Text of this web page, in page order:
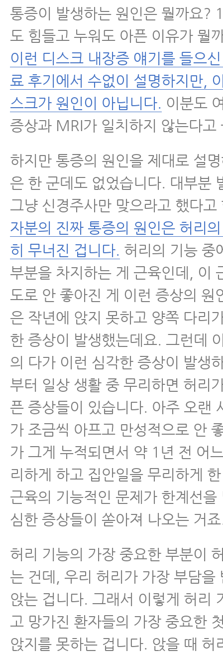
통증이 발생하는 원인은 뭘까요?
도 힘들고 누워도 아픈 이유가 뭘
이런 디스크 내장증 얘기를 들으
료 후기에서 수없이 설명하지만,
스크가 원인이 아닙니다. 이분도
증상과 MRI가 일치하지 않는다고
하지만 통증의 원인을 제대로 설
은 한 군데도 없었습니다. 대부분
그냥 신경주사만 맞으라고 했다
자분의 진짜 통증의 원인은 허리
히 무너진 겁니다. 허리의 기능 중
부분을 차지하는 게 근육인데, 이
도로 안 좋아진 게 이런 증상의 원
은 작년에 앉지 못하고 양쪽 다리
한 증상이 발생했는데요. 그런데
의 다가 이런 심각한 증상이 발생
부터 일상 생활 중 무리하면 허리
픈 증상들이 있습니다. 아주 오랜
가 조금씩 아프고 만성적으로 안
가 그게 누적되면서 약 1년 전 어
리하게 하고 집안일을 무리하게
근육의 기능적인 문제가 한계선을
심한 증상들이 쏟아져 나오는 거
허리 기능의 가장 중요한 부분이
는 건데, 우리 허리가 가장 부담을
앉는 겁니다. 그래서 이렇게 허리
고 망가진 환자들의 가장 중요한
앉지를 못하는 겁니다. 앉을 때 허